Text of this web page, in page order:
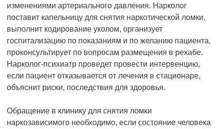
изменениями артериального давления. Нарколог
поставит капельницу для снятия наркотической ломки,
выполнит кодирование уколом, организует
госпитализацию по показаниям и по желанию пациента,
проконсультирует по вопросам размещения в рехабе.
Нарколог-психиатр проведет провести интервенцию,
если пациент отказывается от лечения в стационаре,
объяснит риски, последствия для здоровья.
Обращение в клинику для снятия ломки
наркозависимого необходимо, если состояние человека